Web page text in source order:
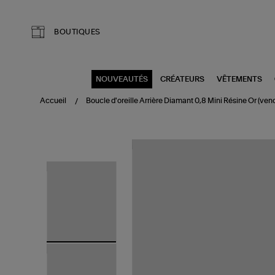
BOUTIQUES
NOUVEAUTÉS CRÉATEURS VÊTEMENTS
Accueil Boucle d'oreille Arrière Diamant 0,8 Mini Résine Or